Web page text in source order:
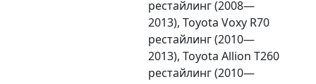
рестайлинг (2008—
2013), Toyota Voxy R70
рестайлинг (2010—
2013), Toyota Allion T260
рестайлинг (2010—